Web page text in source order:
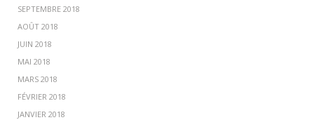
SEPTEMBRE 2018
AOÛT 2018
JUIN 2018
MAI 2018
MARS 2018
FÉVRIER 2018
JANVIER 2018